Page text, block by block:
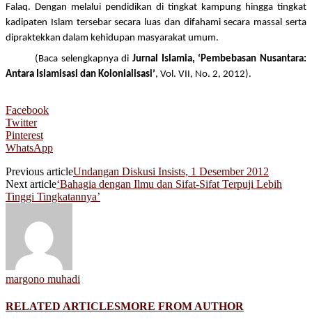
Falaq. Dengan melalui pendidikan di tingkat kampung hingga tingkat
kadipaten Islam tersebar secara luas dan difahami secara massal serta
dipraktekkan dalam kehidupan masyarakat umum.
(Baca selengkapnya di Jurnal Islamia, ‘Pembebasan Nusantara:
Antara Islamisasi dan Kolonialisasi’, Vol. VII, No. 2, 2012).
Facebook
Twitter
Pinterest
WhatsApp
Previous articleUndangan Diskusi Insists, 1 Desember 2012
Next article‘Bahagia dengan Ilmu dan Sifat-Sifat Terpuji Lebih
Tinggi Tingkatannya’
margono muhadi
RELATED ARTICLESMORE FROM AUTHOR